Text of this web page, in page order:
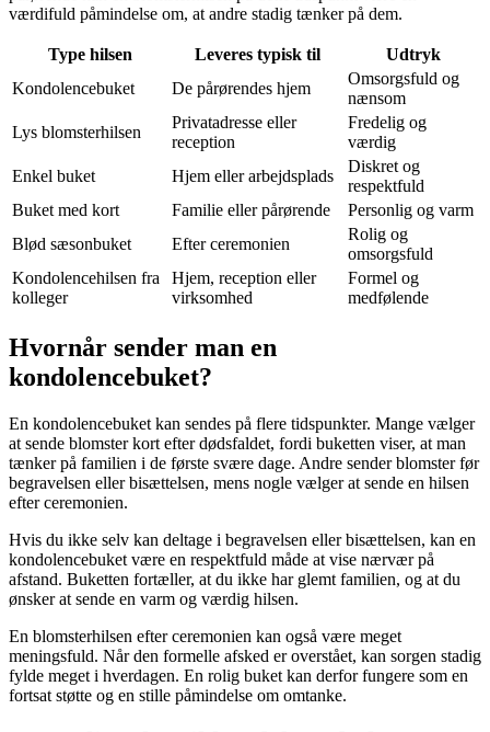
værdifuld påmindelse om, at andre stadig tænker på dem.
Type hilsen Leveres typisk til
Udtryk
Kondolencebuket
De pårørendes hjem
Omsorgsfuld og
nænsom
Lys blomsterhilsen
Privatadresse eller
reception
Fredelig og
værdig
Enkel buket
Hjem eller arbejdsplads
Diskret og
respektfuld
Buket med kort
Familie eller pårørende
Personlig og varm
Blød sæsonbuket
Efter ceremonien
Rolig og
omsorgsfuld
Kondolencehilsen fra
kolleger
Hjem, reception eller
virksomhed
Formel og
medfølende
Hvornår sender man en
kondolencebuket?
En kondolencebuket kan sendes på flere tidspunkter. Mange vælger
at sende blomster kort efter dødsfaldet, fordi buketten viser, at man
tænker på familien i de første svære dage. Andre sender blomster før
begravelsen eller bisættelsen, mens nogle vælger at sende en hilsen
efter ceremonien.
Hvis du ikke selv kan deltage i begravelsen eller bisættelsen, kan en
kondolencebuket være en respektfuld måde at vise nærvær på
afstand. Buketten fortæller, at du ikke har glemt familien, og at du
ønsker at sende en varm og værdig hilsen.
En blomsterhilsen efter ceremonien kan også være meget
meningsfuld. Når den formelle afsked er overstået, kan sorgen stadig
fylde meget i hverdagen. En rolig buket kan derfor fungere som en
fortsat støtte og en stille påmindelse om omtanke.